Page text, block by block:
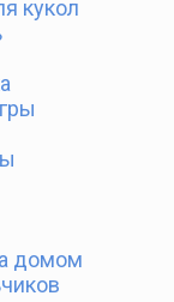
кукол
домом